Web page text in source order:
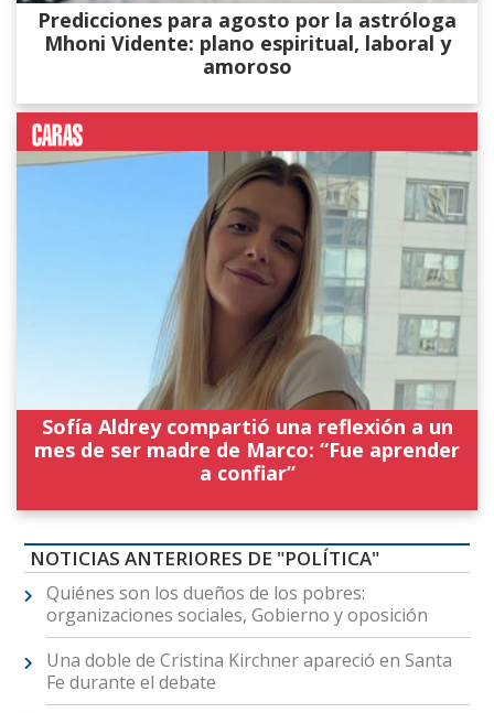
Predicciones para agosto por la astróloga
Mhoni Vidente: plano espiritual, laboral y
amoroso
Sofía Aldrey compartió una reflexión a un
mes de ser madre de Marco: “Fue aprender
a confiar”
NOTICIAS ANTERIORES DE "POLÍTICA"
Quiénes son los dueños de los pobres:
organizaciones sociales, Gobierno y oposición
Una doble de Cristina Kirchner apareció en Santa
Fe durante el debate